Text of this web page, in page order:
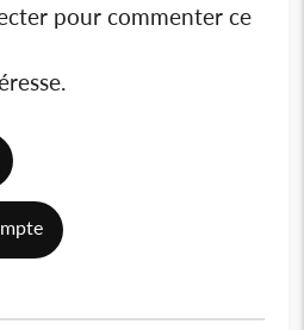
pour commenter ce